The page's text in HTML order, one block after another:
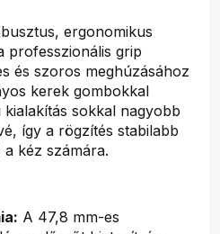
ergonomikus
professzionális grip
és szoros meghúzásához
kerek gombokkal
sokkal nagyobb
így a rögzítés stabilabb
kéz számára.
A 47,8 mm-es